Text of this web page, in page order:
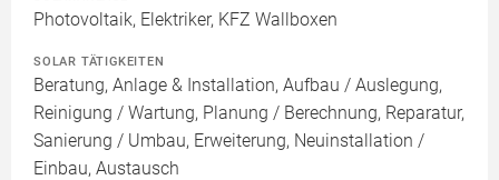
Photovoltaik, Elektriker, KFZ Wallboxen
SOLAR TÄTIGKEITEN
Beratung, Anlage & Installation, Aufbau / Auslegung,
Reinigung / Wartung, Planung / Berechnung, Reparatur,
Sanierung / Umbau, Erweiterung, Neuinstallation /
Einbau, Austausch